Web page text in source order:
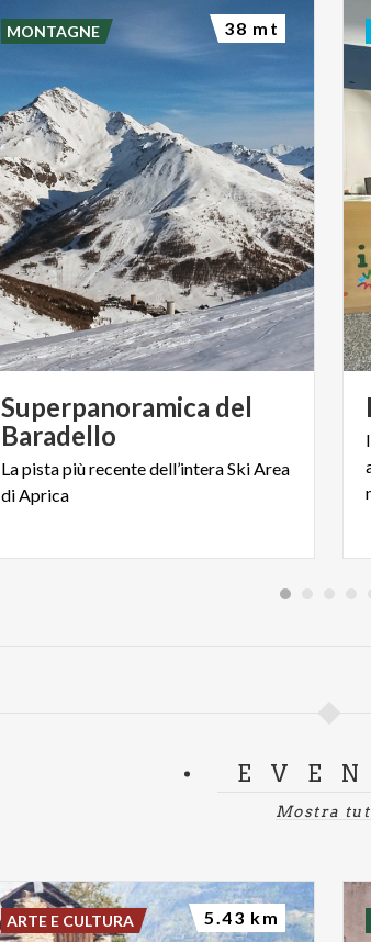
Superpanoramica del
Baradello
Lapistapiùrecentedell’interaSkiArea
diAprica
MONTAGNE 38 mt
Mostra
ARTE E CULTURA 5.43 km